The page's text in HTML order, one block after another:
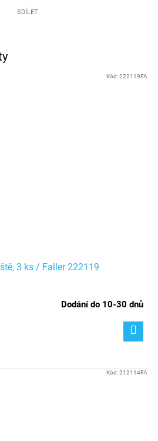
SDÍLET
3 ks / Faller 222119
Dodání do 10-30 dnů
Kód:222119FA
Kód:212114FA